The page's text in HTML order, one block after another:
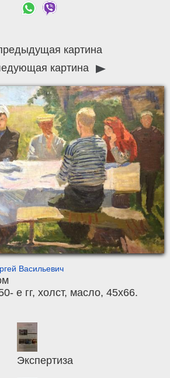
картина
картина
Васильевич
е гг, холст, масло, 45x66.
Экспертиза